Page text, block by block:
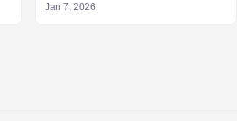
Reinos da Kingshot para garantir o
Jan 7, 2026